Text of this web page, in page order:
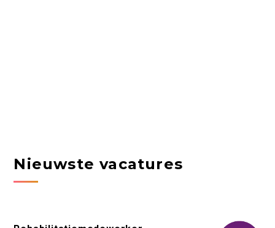
Nieuwste vacatures